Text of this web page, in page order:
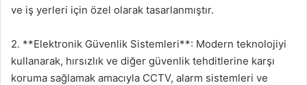
ve iş yerleri için özel olarak tasarlanmıştır.
2. **Elektronik Güvenlik Sistemleri**: Modern teknolojiyi
kullanarak, hırsızlık ve diğer güvenlik tehditlerine karşı
koruma sağlamak amacıyla CCTV, alarm sistemleri ve